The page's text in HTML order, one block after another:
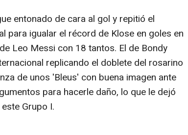
entonado de cara al gol y repitió el
para igualar el récord de Klose en goles en
Leo Messi con 18 tantos. El de Bondy
replicando el doblete del rosarino
de unos 'Bleus' con buena imagen ante
para hacerle daño, lo que le dejó
Grupo I.